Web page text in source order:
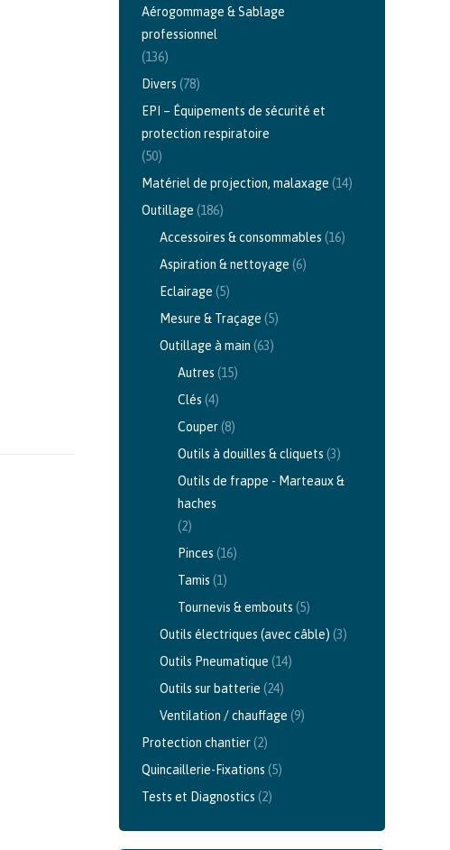
Aérogommage & Sablage
professionnel
(136)
Divers (78)
EPI – Équipements de sécurité et
protection respiratoire
(50)
Matériel de projection, malaxage (14)
Outillage (186)
Accessoires & consommables (16)
Aspiration & nettoyage (6)
Eclairage (5)
Mesure & Traçage (5)
Outillage à main (63)
Autres (15)
Clés (4)
Couper(8)
Outils à douilles & cliquets (3)
Outils de frappe - Marteaux &
haches
(2)
Pinces (16)
Tamis (1)
Tournevis & embouts (5)
Outils électriques (avec câble) (3)
Outils Pneumatique (14)
Outils sur batterie (24)
Ventilation / chauffage (9)
Protection chantier(2)
Quincaillerie-Fixations (5)
Tests et Diagnostics (2)